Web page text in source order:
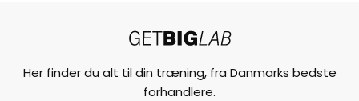
Her finder du alt til din træning, fra Danmarks bedste
forhandlere.